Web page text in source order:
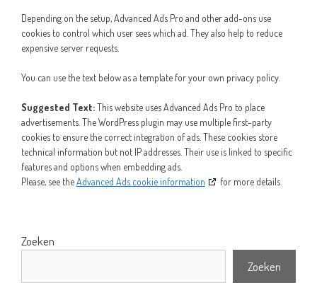
Depending on the setup, Advanced Ads Pro and other add-ons use
cookies to control which user sees which ad. They also help to reduce
expensive server requests.
You can use the text below as a template for your own privacy policy.
Suggested Text:This website uses Advanced Ads Pro to place
advertisements. The WordPress plugin may use multiple first-party
cookies to ensure the correct integration of ads. These cookies store
technical information but not IP addresses. Their use is linked to specific
features and options when embedding ads.
Please, see theAdvanced Ads cookie information for more details.
Zoeken
Zoeken